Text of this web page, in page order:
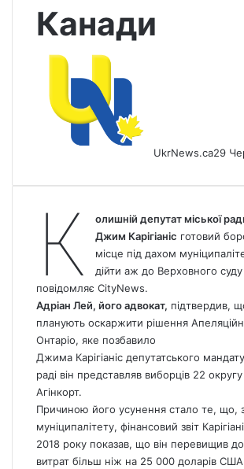
Канади
UkrNews.ca29
К
олишній депутат міської
Джим Карігіаніс готовий
місце під дахом
дійти аж до Верховного
повідомляє CityNews.
Адріан Лей, його адвокат, підтвердив,
планують оскаржити рішення
Онтаріо, яке позбавило
Джима Карігіаніс депутатського
раді він представляв виборців 22
Агінкорт.
Причиною його усунення стало те, що,
муніципалітету, фінансовий звіт
2018 року показав, що він перевищив
витрат більш ніж на 25 000 доларів